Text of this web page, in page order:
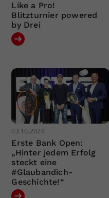
Like a Pro!
Blitzturnier powered
by Drei
03.10.2024
Erste Bank Open:
„Hinter jedem Erfolg
steckt eine
#Glaubandich-
Geschichte!“